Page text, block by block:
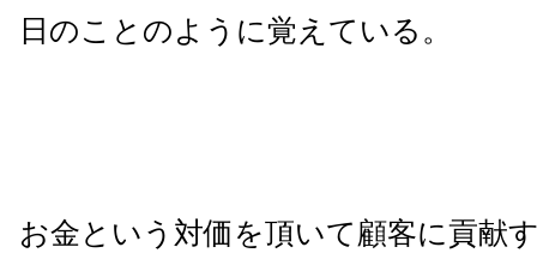
日のことのように覚えている。
お金という対価を頂いて顧客に貢献